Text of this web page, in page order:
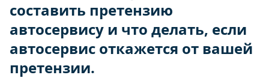
составить претензию
автосервису и что делать, если
автосервис откажется от вашей
претензии.